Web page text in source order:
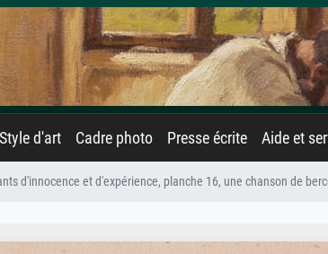
Style d'art Cadre photo Presse écrite Aide et
d'innocence et d'expérience, planche 16, une chanson de